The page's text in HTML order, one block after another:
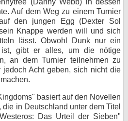
(Danny Webb) in dessen
Auf dem Weg zu einem Turnier
den jungen Egg (Dexter Sol
Knappe werden will und sich
lässt. Obwohl Dunk nur ein
ist, gibt er alles, um die nötige
an dem Turnier teilnehmen zu
jedoch Acht geben, sich nicht die
basiert auf den Novellen
, die in Deutschland unter dem Titel
Das Urteil der Sieben"